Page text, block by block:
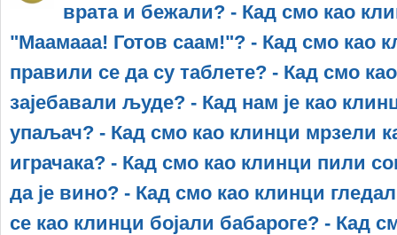
врата и бежали? - Кад смо као
"Маамааа! Готов саам!"? - Кад смо као
правили се да су таблете? - Кад смо
зајебaвали људе? - Кад нам је као
упаљач? - Кад смо као клинци мрзели
играчака? - Кад смо као клинци пили
да је вино? - Кад смо као клинци
се као клинци бојали бабароге? - Кад